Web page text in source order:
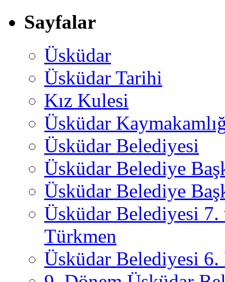
Sayfalar
Üsküdar
Üsküdar Tarihi
Kız Kulesi
Üsküdar
Üsküdar Belediyesi
Üsküdar Belediye
Üsküdar Belediye
Üsküdar Belediyesi
Türkmen
Üsküdar Belediyesi 6.